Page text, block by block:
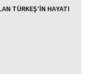
TÜRKEŞ’İN HAYATI